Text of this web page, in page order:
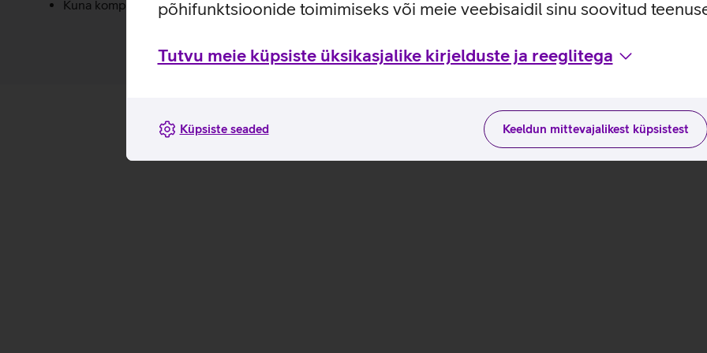
põhifunktsioonide toimimiseks või meie veebisaidil sinu soovitud
Tutvu meie küpsiste üksikasjalike kirjelduste ja reeglitega
Keeldun mittevajalikest küpsistest
Küpsiste seaded
Kuna komplekt sisaldab väikeseid osi, siis ei ole see soovituslik alla 3 aastastele lastele.